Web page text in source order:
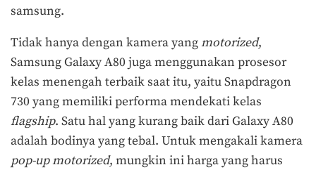
samsung.
Tidak hanya dengan kamera yangmotorized,
Samsung Galaxy A80 juga menggunakan prosesor
kelas menengah terbaik saat itu, yaitu Snapdragon
730 yang memiliki performa mendekati kelas
flagship. Satu hal yang kurang baik dari Galaxy A80
adalah bodinya yang tebal. Untuk mengakali kamera
pop-up motorized, mungkin ini harga yang harus